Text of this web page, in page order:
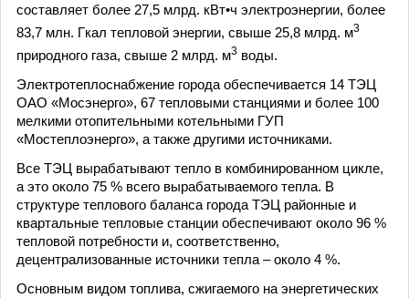
составляет более 27,5 млрд. кВт•ч электроэнергии, более
83,7 млн. Гкал тепловой энергии, свыше 25,8 млрд. м3
природного газа, свыше 2 млрд. м3 воды.
Электротеплоснабжение города обеспечивается 14 ТЭЦ
ОАО «Мосэнерго», 67 тепловыми станциями и более 100
мелкими отопительными котельными ГУП
«Мостеплоэнерго», а также другими источниками.
Все ТЭЦ вырабатывают тепло в комбинированном цикле,
а это около 75 % всего вырабатываемого тепла. В
структуре теплового баланса города ТЭЦ районные и
квартальные тепловые станции обеспечивают около 96 %
тепловой потребности и, соответственно,
децентрализованные источники тепла – около 4 %.
Основным видом топлива, сжигаемого на энергетических